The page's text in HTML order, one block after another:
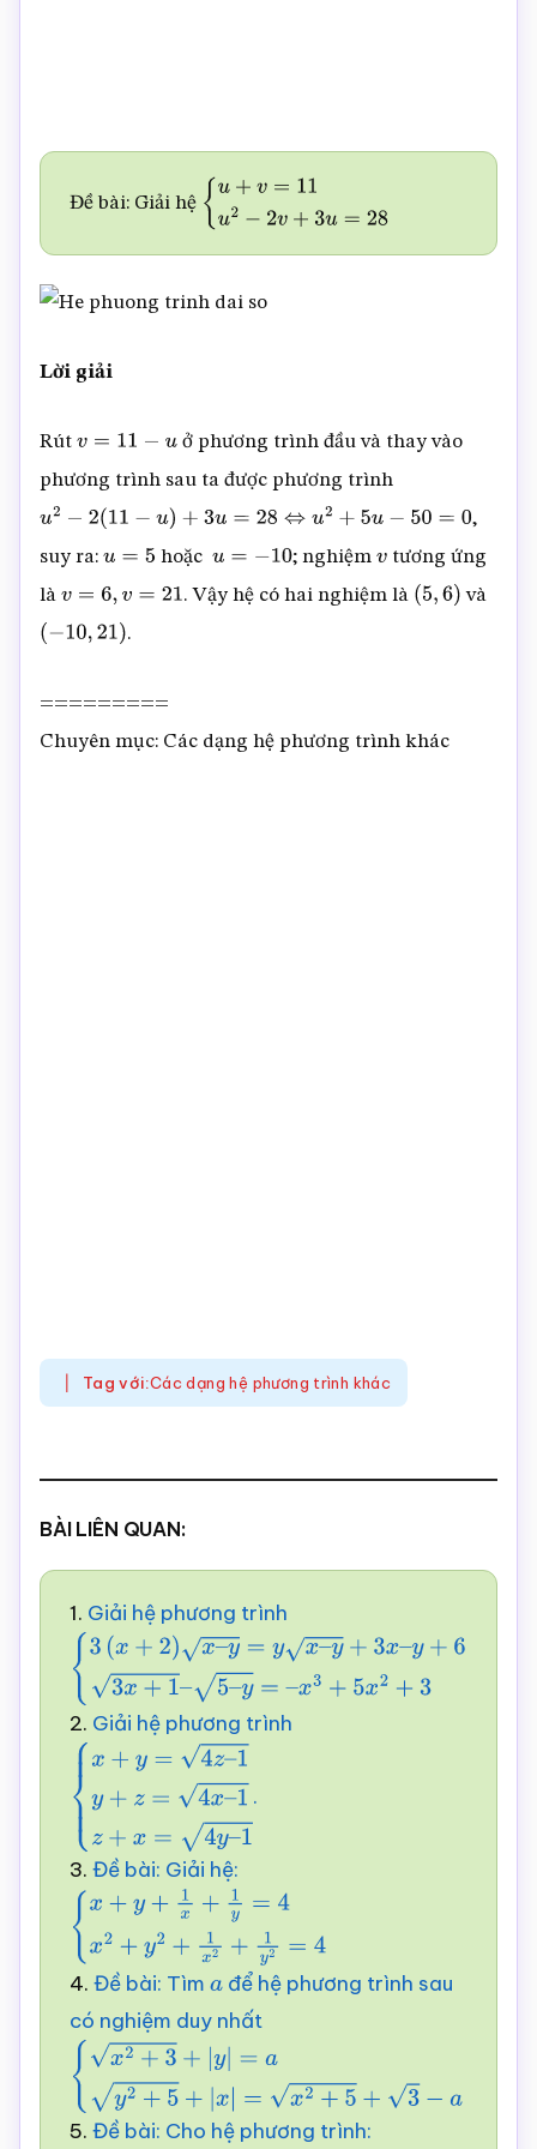
Đề bài: Giải hệ {u+v 11u − 2v+3u=28
Lời giải
Rút v =11−u
ở phương trình đầu và thay vào
phương trình sau ta được phương trình
u (11−u +3u = 28⇔u2 +5 u− 50 0
,
suy ra: u =5 hoặc u=− ; nghiệm vtương ứng
là v =6 v= 21 . Vậy hệ có hai nghiệm là (5,6) và
( 10,21) .
=========
Chuyên mục: Các dạng hệ phương trình khác
Tag với:Các dạng hệ phương trình khác
BÀI LIÊN QUAN:
1. Giải hệ phương trình
{3 x+2)x–y yx–y+ y+ 6 1) 3x + –5
x3 +5x 2 +3 2 )
2. Giải hệ phương trình
{x +y= 4z–
y +z= 4x –
1z +x=4y–1
.
3. Đề bài: Giải hệ:
{x y 1 +1 = 4x + 2 +
4. Đề bài: Tìm ađể hệ phương trình sau
có nghiệm duy nhất
{x +3+|y|= 2 + |=x2+5+
a
5. Đề bài: Cho hệ phương trình: